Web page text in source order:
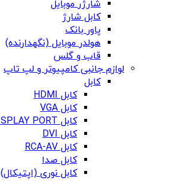
شارژر موبایل
کابل شارژ
پاور بانک
هولدر موبایل (نگهدارنده)
قاب و گلس
لوازم جانبی کامپیوتر و لپ تاپ
کابل
کابل HDMI
کابل VGA
کابل DISPLAY PORT
کابل DVI
کابل RCA-AV
کابل صدا
کابل نوری (اپتیکال)